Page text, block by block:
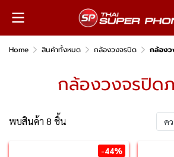
Home สินค้าทั้งหมด กล้องวงจรปิด กล้องว
กล้องวงจรปิด
พบสินค้า 8 ชิ้น ค
-44%